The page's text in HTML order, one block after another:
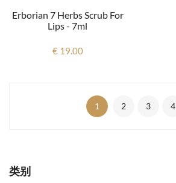
类别
Erborian 7 Herbs Scrub For
Lips - 7ml
€ 19.00
1 2 3 4